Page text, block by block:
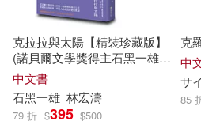
中國辯證唯物主義研究會(14)
全民熙(14) 劉燁(14)
上海教育出版社(87)
明天出版社(87)
克拉拉與太陽【精裝珍藏版】
(諾貝爾文學獎得主石黑一雄，
尋思愛與信仰的人性未來之旅)
中文書
石黑一雄 林宏濤
79 折 $395 $500
克
中
サ
85